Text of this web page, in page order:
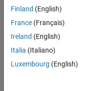
Suchkriterien
weiter
fassen
oder
alle
Stellenangebote
anzeigen .
Finland (English)
France (Français)
Ireland (English)
Italia (Italiano)
Luxembourg (English)